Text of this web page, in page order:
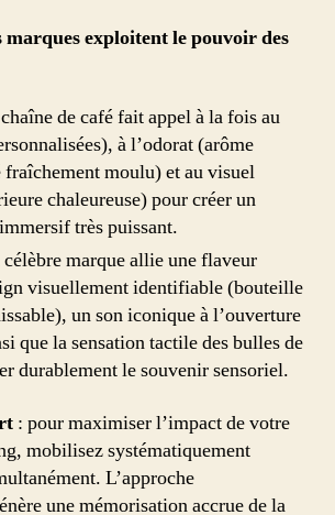
marques exploitent le pouvoir des
de café fait appel à la fois au
à l’odorat (arôme
fraîchement moulu) et au visuel
chaleureuse) pour créer un
très puissant.
célèbre marque allie une flaveur
visuellement identifiable (bouteille
un son iconique à l’ouverture
que la sensation tactile des bulles de
durablement le souvenir sensoriel.
: pour maximiser l’impact de votre
mobilisez systématiquement
L’approche
une mémorisation accrue de la